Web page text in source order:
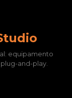
equipamento
and-play.